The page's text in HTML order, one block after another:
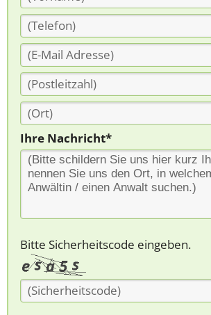
Ihre Nachricht*
Bitte Sicherheitscode eingeben.